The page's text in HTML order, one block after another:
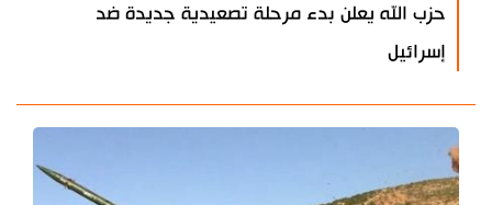
حزب الله يعلن بدء مرحلة تصعيدية جديدة ضد
إسرائيل